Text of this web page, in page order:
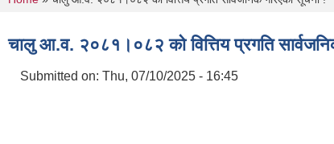
चालु आ.व. २०८१।०८२ को वित्तिय प्रगति
Submitted on: Thu, 07/10/2025 - 16:45